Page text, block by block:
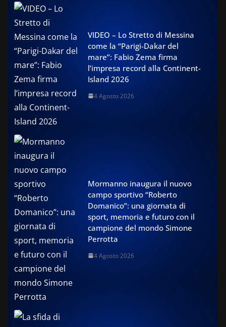
VIDEO – Lo Stretto di Messina
come la “Parigi-Dakar del
mare”: Fabio Zema firma
l’impresa record alla Continent-
Island 2026
4 Agosto 2026
Mormanno inaugura il nuovo
campo sportivo “Roberto
Domanico”: una giornata di
sport, memoria e futuro con il
campione del mondo Simone
Perrotta
4 Agosto 2026